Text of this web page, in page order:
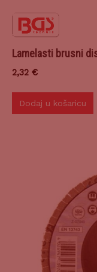
Lamelasti brusni
2,32 €
Dodaj u košaricu